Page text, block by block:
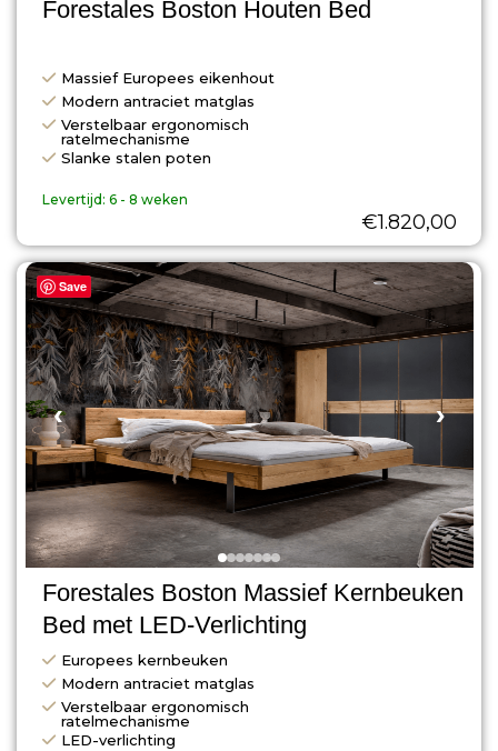
Forestales Boston Houten Bed
Massief Europees eikenhout
Modern antraciet matglas
Verstelbaar ergonomisch
ratelmechanisme
Slanke stalen poten
€1.820,00
Levertijd: 6 - 8 weken
Save
‹ ›
Forestales Boston Massief Kernbeuken
Bed met LED-Verlichting
Europees kernbeuken
Modern antraciet matglas
Verstelbaar ergonomisch
ratelmechanisme
LED-verlichting